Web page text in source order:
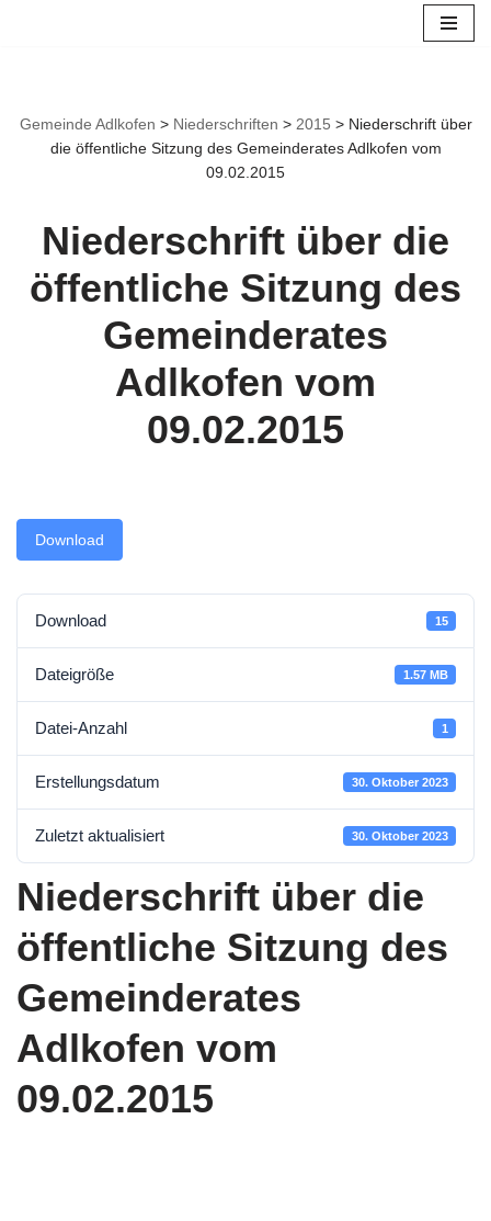
Gemeinde Adlkofen > Niederschriften > 2015 > Niederschrift über
die öffentliche Sitzung des Gemeinderates Adlkofen vom
09.02.2015
Niederschrift über die
öffentliche Sitzung des
Gemeinderates
Adlkofen vom
09.02.2015
Download
Download 15
Dateigröße 1.57 MB
Datei-Anzahl 1
Erstellungsdatum 30. Oktober 2023
Zuletzt aktualisiert 30. Oktober 2023
Niederschrift über die
öffentliche Sitzung des
Gemeinderates
Adlkofen vom
09.02.2015